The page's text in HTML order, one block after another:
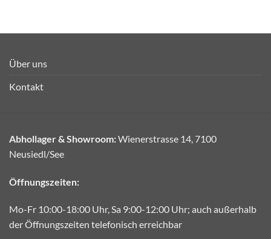
Über uns
Kontakt
Abhollager & Showroom:Wienerstrasse 14, 7100
Neusiedl/See
Öffnungszeiten:
Mo-Fr 10:00-18:00 Uhr, Sa 9:00-12:00 Uhr; auch außerhalb
der Öffnungszeiten telefonisch erreichbar